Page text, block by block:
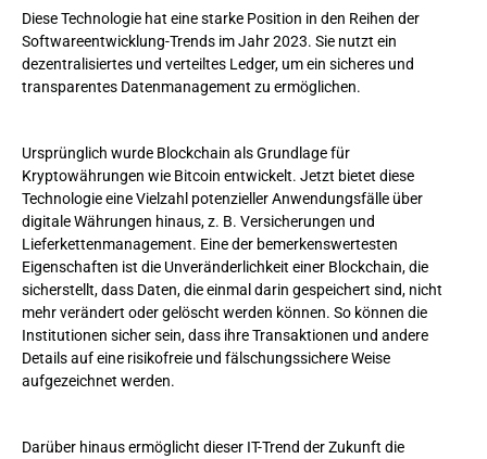
Diese Technologie hat eine starke Position in den Reihen der
Softwareentwicklung-Trends im Jahr 2023. Sie nutzt ein
dezentralisiertes und verteiltes Ledger, um ein sicheres und
transparentes Datenmanagement zu ermöglichen.
Ursprünglich wurde Blockchain als Grundlage für
Kryptowährungen wie Bitcoin entwickelt. Jetzt bietet diese
Technologie eine Vielzahl potenzieller Anwendungsfälle über
digitale Währungen hinaus, z. B. Versicherungen und
Lieferkettenmanagement. Eine der bemerkenswertesten
Eigenschaften ist die Unveränderlichkeit einer Blockchain, die
sicherstellt, dass Daten, die einmal darin gespeichert sind, nicht
mehr verändert oder gelöscht werden können. So können die
Institutionen sicher sein, dass ihre Transaktionen und andere
Details auf eine risikofreie und fälschungssichere Weise
aufgezeichnet werden.
Darüber hinaus ermöglicht dieser IT-Trend der Zukunft die